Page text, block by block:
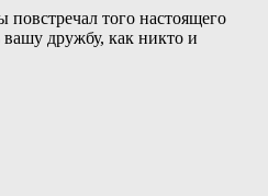
того настоящего
вашу дружбу, как никто и